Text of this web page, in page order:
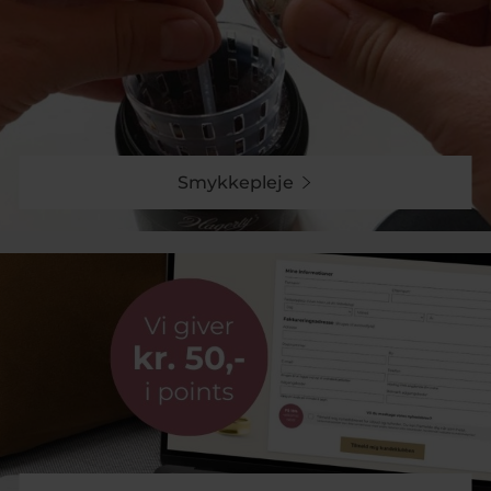
finde netop den ring, der passer til jeres stil og ønsker.
I vores Collection Pind J. finder I alt fra klasiske og
tidsløse designs til unikke og iøjnefaldende ringe, der
vil minde jer om den særlige dag hvor I sagde ja til
Håndværk og kvalitet i særklasse
Hos Pind J. Design lægger vi vægt på høj kvalitet og
godt håndværk. Vores frierringe er fremstillet i ædle
materialer som sølv, hvidguld og guld, og vi tilbyder
både minimalistiske desgins samt ringe med smukke
diamanter, der tilføjer et ekstra strejf af luksus. Alle
ringe er designet og fremstillet på vores eget
værksted, hvilket sikrer, at hver enkelt ring er unik og
skabt med kærlighed.
Fremstillet efter jeres ønsker
Vi forstår, at de små detaljer kan gøre en stor forskel.
Derfor tilbyder vi også specialfremstilling af frierringe,
hvor vi sammen med jer designer den perfekte ring,
der matcher jeres drømme og ønkser. Uanset om I
Smykkepleje